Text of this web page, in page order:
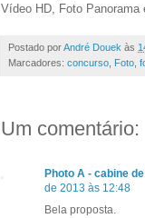
Vídeo HD, Foto
Postado porAndré Douek às
Marcadores: concurso Foto
Um comentário:
Photo A - cabine
de 2013 às 12:48
Bela proposta.